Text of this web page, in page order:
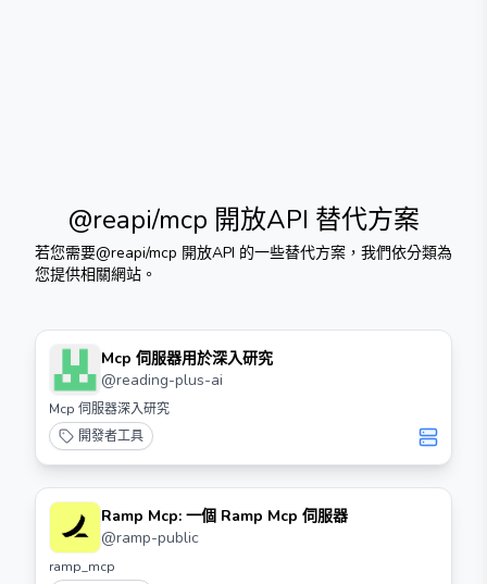
@reapi/mcp 開放API 替代方案
若您需要@reapi/mcp 開放API 的一些替代方案，我們依分類為
您提供相關網站。
Mcp 伺服器用於深入研究
@reading-plus-ai
Mcp 伺服器深入研究
開發者工具
Ramp Mcp: 一個 Ramp Mcp 伺服器
@ramp-public
ramp_mcp